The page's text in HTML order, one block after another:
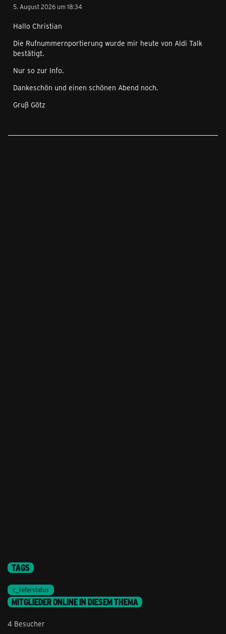
5. August 2026 um 18:34
Hallo Christian
Die Rufnummernportierung wurde mir heute von Aldi Talk
bestätigt.
Nur so zur Info.
Dankeschön und einen schönen Abend noch.
Gruß Götz
TAGS
c_lieferstatus
MITGLIEDER ONLINE IN DIESEM THEMA
4 Besucher